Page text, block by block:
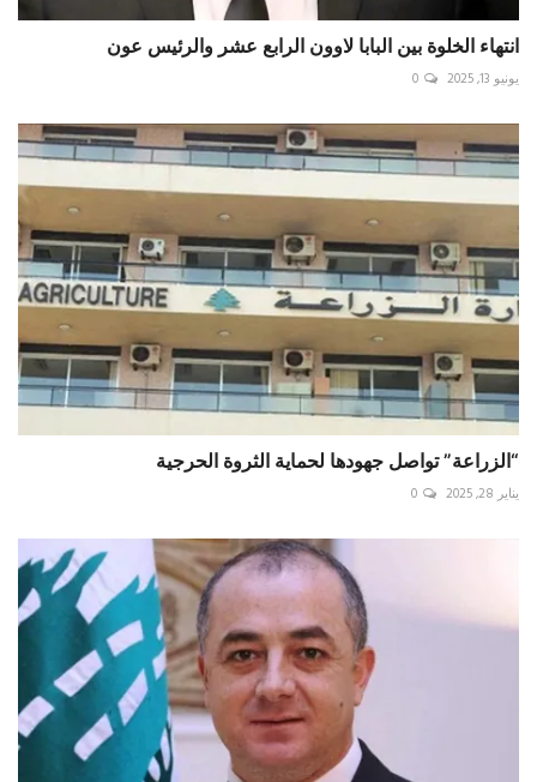
انتهاء الخلوة بين البابا لاوون الرابع عشر والرئيس عون
يونيو 13, 2025 0
“الزراعة” تواصل جهودها لحماية الثروة الحرجية
يناير 28, 2025 0